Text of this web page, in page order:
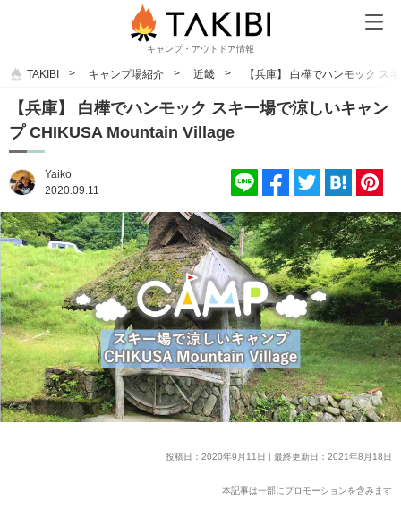
キャンプ・アウトドア情報
TAKIBI キャンプ場紹介 近畿 【兵庫】 白樺でハンモック ス
【兵庫】 白樺でハンモック スキー場で涼しいキャン
プ CHIKUSA Mountain Village
Yaiko
2020.09.11
投稿日：2020年9月11日 | 最終更新日：2021年8月18日
本記事は一部にプロモーションを含みます